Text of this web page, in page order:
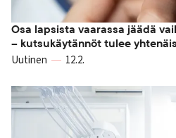
Osa lapsista vaarassa jäädä
– kutsukäytännöt tulee
Uutinen 12.2.